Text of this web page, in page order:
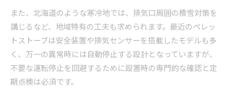
また、北海道のような寒冷地では、排気口周囲の積雪対策を
講じるなど、地域特有の工夫も求められます。最近のペレッ
トストーブは安全装置や排気センサーを搭載したモデルも多
く、万一の異常時には自動停止する設計となっていますが、
不要な運転停止を回避するために設置時の専門的な確認と定
期点検は必須です。